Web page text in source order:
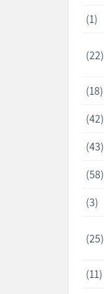
(1)
(22)
(18)
(42)
(43)
(58)
(3)
(25)
(11)